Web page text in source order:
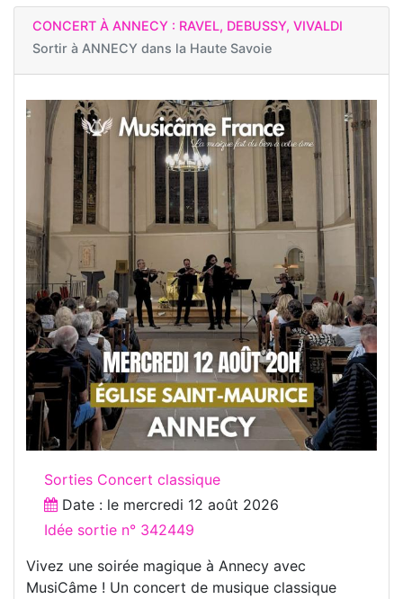
CONCERT À ANNECY : RAVEL, DEBUSSY, VIVALDI
Sortir à ANNECY dans la Haute Savoie
Sorties Concert classique
Date : le mercredi 12 août 2026
Idée sortie n° 342449
Vivez une soirée magique à Annecy avec
MusiCâme ! Un concert de musique classique